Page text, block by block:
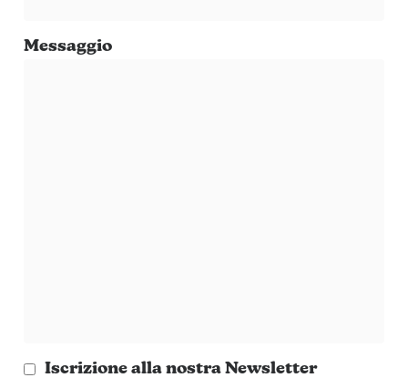
Messaggio
Iscrizione alla nostra Newsletter